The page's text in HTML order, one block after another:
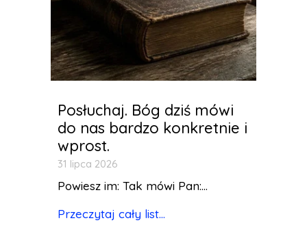
Posłuchaj. Bóg dziś mówi
do nas bardzo konkretnie i
wprost.
31 lipca 2026
Powiesz im: Tak mówi Pan:...
Przeczytaj cały list...